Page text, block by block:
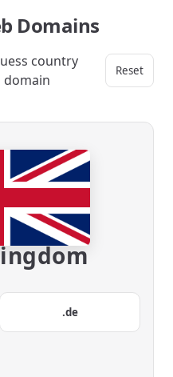
Domains
country
Reset
.de